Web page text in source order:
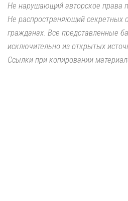
Не нарушающий авторское права
Не распространяющий секретных
гражданах. Все представленные
исключительно из открытых
Ссылки при копировании